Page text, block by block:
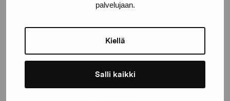
palvelujaan.
Kiellä
Salli kaikki